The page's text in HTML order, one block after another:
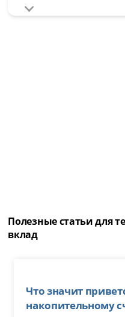
Полезные статьи для
вклад
Что значит
накопительному